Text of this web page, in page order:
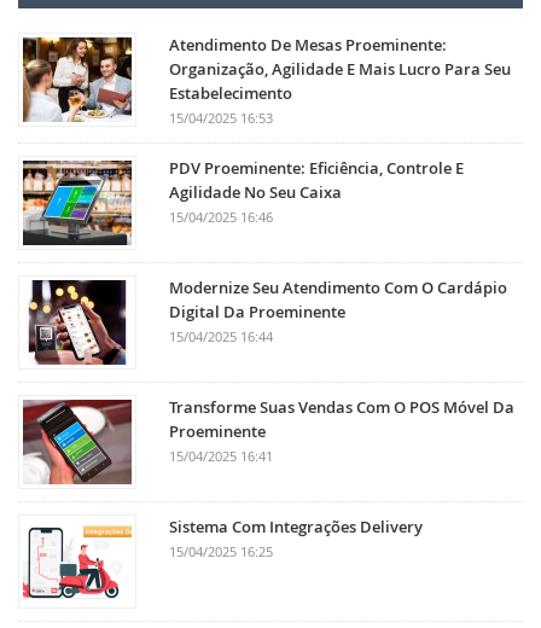
Atendimento De Mesas Proeminente:
Organização, Agilidade E Mais Lucro Para Seu
Estabelecimento
15/04/2025 16:53
PDV Proeminente: Eficiência, Controle E
Agilidade No Seu Caixa
15/04/2025 16:46
Modernize Seu Atendimento Com O Cardápio
Digital Da Proeminente
15/04/2025 16:44
Transforme Suas Vendas Com O POS Móvel Da
Proeminente
15/04/2025 16:41
Sistema Com Integrações Delivery
15/04/2025 16:25